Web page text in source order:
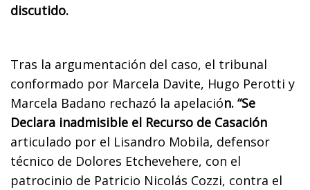
discutido.
Tras la argumentación del caso, el tribunal
conformado por Marcela Davite, Hugo Perotti y
Marcela Badano rechazó la apelación. “Se
Declara inadmisible el Recurso de Casación
articulado por el Lisandro Mobila, defensor
técnico de Dolores Etchevehere, con el
patrocinio de Patricio Nicolás Cozzi, contra el